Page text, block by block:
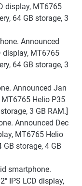
display, MT6765
64 GB storage, 3
Announced
display, MT6765
64 GB storage, 3
Announced Jan
MT6765 Helio P35
3 GB RAM.]
Announced Dec
MT6765 Helio
storage, 4 GB
smartphone.
IPS LCD display,